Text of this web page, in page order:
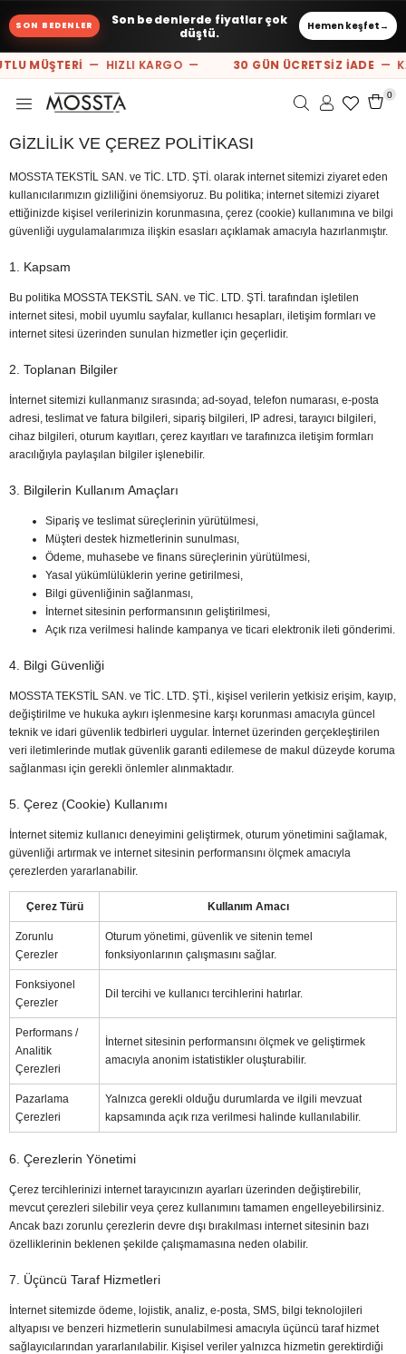
SON BEDENLER
Son bedenlerde fiyatlar çok
düştü.
Hemen keşfet →
MÜŞTERİ— HIZLI KARGO — 30 GÜN ÜCRETSİZ İADE—
0
GİZLİLİK VE ÇEREZ POLİTİKASI
MOSSTA TEKSTİL SAN. ve TİC. LTD. ŞTİ. olarak internet sitemizi ziyaret eden
kullanıcılarımızın gizliliğini önemsiyoruz. Bu politika; internet sitemizi ziyaret
ettiğinizde kişisel verilerinizin korunmasına, çerez (cookie) kullanımına ve bilgi
güvenliği uygulamalarımıza ilişkin esasları açıklamak amacıyla hazırlanmıştır.
1. Kapsam
Bu politika MOSSTA TEKSTİL SAN. ve TİC. LTD. ŞTİ. tarafından işletilen
internet sitesi, mobil uyumlu sayfalar, kullanıcı hesapları, iletişim formları ve
internet sitesi üzerinden sunulan hizmetler için geçerlidir.
2. Toplanan Bilgiler
İnternet sitemizi kullanmanız sırasında; ad-soyad, telefon numarası, e-posta
adresi, teslimat ve fatura bilgileri, sipariş bilgileri, IP adresi, tarayıcı bilgileri,
cihaz bilgileri, oturum kayıtları, çerez kayıtları ve tarafınızca iletişim formları
aracılığıyla paylaşılan bilgiler işlenebilir.
3. Bilgilerin Kullanım Amaçları
Sipariş ve teslimat süreçlerinin yürütülmesi,
Müşteri destek hizmetlerinin sunulması,
Ödeme, muhasebe ve finans süreçlerinin yürütülmesi,
Yasal yükümlülüklerin yerine getirilmesi,
Bilgi güvenliğinin sağlanması,
İnternet sitesinin performansının geliştirilmesi,
Açık rıza verilmesi halinde kampanya ve ticari elektronik ileti gönderimi.
4. Bilgi Güvenliği
MOSSTA TEKSTİL SAN. ve TİC. LTD. ŞTİ., kişisel verilerin yetkisiz erişim, kayıp,
değiştirilme ve hukuka aykırı işlenmesine karşı korunması amacıyla güncel
teknik ve idari güvenlik tedbirleri uygular. İnternet üzerinden gerçekleştirilen
veri iletimlerinde mutlak güvenlik garanti edilemese de makul düzeyde koruma
sağlanması için gerekli önlemler alınmaktadır.
5. Çerez (Cookie) Kullanımı
İnternet sitemiz kullanıcı deneyimini geliştirmek, oturum yönetimini sağlamak,
güvenliği artırmak ve internet sitesinin performansını ölçmek amacıyla
çerezlerden yararlanabilir.
Çerez Türü Kullanım Amacı
Zorunlu
Çerezler
Oturum yönetimi, güvenlik ve sitenin temel
fonksiyonlarının çalışmasını sağlar.
Fonksiyonel
Çerezler
Dil tercihi ve kullanıcı tercihlerini hatırlar.
Performans /
Analitik
Çerezleri
İnternet sitesinin performansını ölçmek ve geliştirmek
amacıyla anonim istatistikler oluşturabilir.
Pazarlama
Çerezleri
Yalnızca gerekli olduğu durumlarda ve ilgili mevzuat
kapsamında açık rıza verilmesi halinde kullanılabilir.
6. Çerezlerin Yönetimi
Çerez tercihlerinizi internet tarayıcınızın ayarları üzerinden değiştirebilir,
mevcut çerezleri silebilir veya çerez kullanımını tamamen engelleyebilirsiniz.
Ancak bazı zorunlu çerezlerin devre dışı bırakılması internet sitesinin bazı
özelliklerinin beklenen şekilde çalışmamasına neden olabilir.
7. Üçüncü Taraf Hizmetleri
İnternet sitemizde ödeme, lojistik, analiz, e-posta, SMS, bilgi teknolojileri
altyapısı ve benzeri hizmetlerin sunulabilmesi amacıyla üçüncü taraf hizmet
sağlayıcılarından yararlanılabilir. Kişisel veriler yalnızca hizmetin gerektirdiği